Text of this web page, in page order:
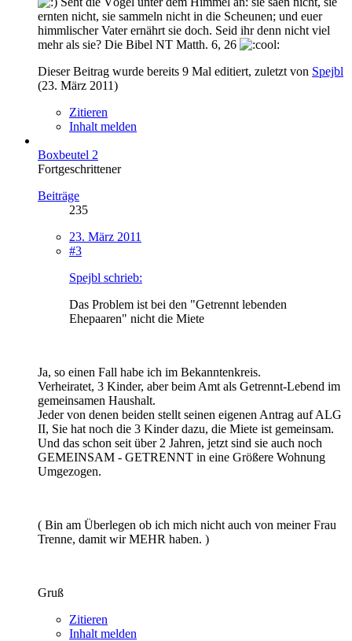
ernten nicht, sie sammeln nicht in die Scheunen; und euer
himmlischer Vater ernährt sie doch. Seid ihr denn nicht viel
mehr als sie? Die Bibel NT Matth. 6, 26
Dieser Beitrag wurde bereits 9 Mal editiert, zuletzt von Spejbl
(23. März 2011)
Zitieren
Inhalt melden
Boxbeutel 2
Fortgeschrittener
Beiträge
235
23. März 2011
#3
Spejbl schrieb:
Das Problem ist bei den "Getrennt lebenden
Ehepaaren" nicht die Miete
Ja, so einen Fall habe ich im Bekanntenkreis.
Verheiratet, 3 Kinder, aber beim Amt als Getrennt-Lebend im
gemeinsamen Haushalt.
Jeder von denen beiden stellt seinen eigenen Antrag auf ALG
II, Sie hat noch die 3 Kinder dazu, die Miete ist gemeinsam.
Und das schon seit über 2 Jahren, jetzt sind sie auch noch
GEMEINSAM - GETRENNT in eine Größere Wohnung
Umgezogen.
( Bin am Überlegen ob ich mich nicht auch von meiner Frau
Trenne, damit wir MEHR haben. )
Gruß
Zitieren
Inhalt melden